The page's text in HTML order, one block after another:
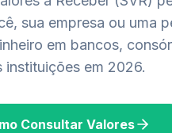
oficial de
para solicitar o seu
no seu banco ou